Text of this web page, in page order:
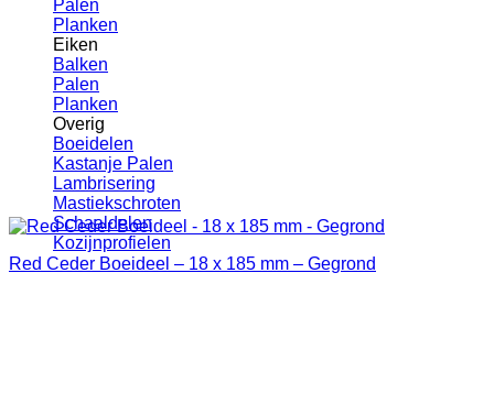
Palen
Planken
Eiken
Balken
Palen
Planken
Overig
Boeidelen
Kastanje Palen
Lambrisering
Mastiekschroten
Schaaldelen
Kozijnprofielen
Red Ceder Boeideel – 18 x 185 mm – Gegrond